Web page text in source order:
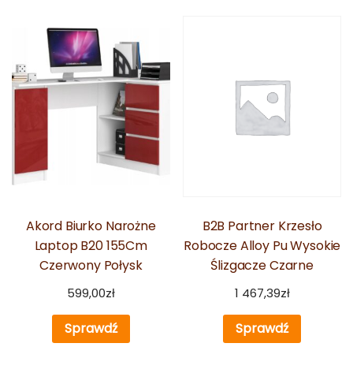
Akord Biurko Narożne
Laptop B20 155Cm
Czerwony Połysk
599,00zł
Sprawdź
B2B Partner Krzesło
Robocze Alloy Pu Wysokie
Ślizgacze Czarne
1 467,39zł
Sprawdź